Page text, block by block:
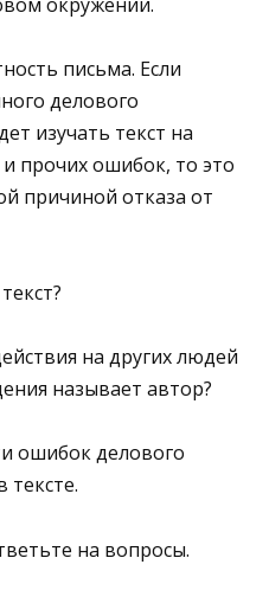
письма. Если
делового
изучать текст на
прочих ошибок, то это
причиной отказа от
на других людей
называет автор?
ошибок делового
на вопросы.